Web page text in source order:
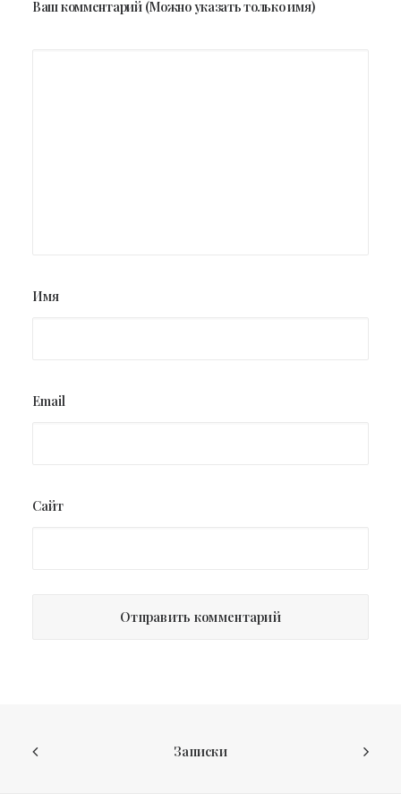
Ваш комментарий (Можно указать только имя)
Имя
Email
Сайт
Записки